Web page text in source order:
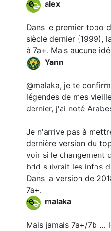
alex
Dans le premier topo
siècle dernier (1999),
à 7a+. Mais aucune
Yann
@malaka, je te
légendes de mes
dernier, j'ai noté
Je n'arrive pas à
dernière version du
voir si le changement
bdd suivrait les infos
Dans la version de
7a+.
malaka
Mais jamais 7a+/7b …